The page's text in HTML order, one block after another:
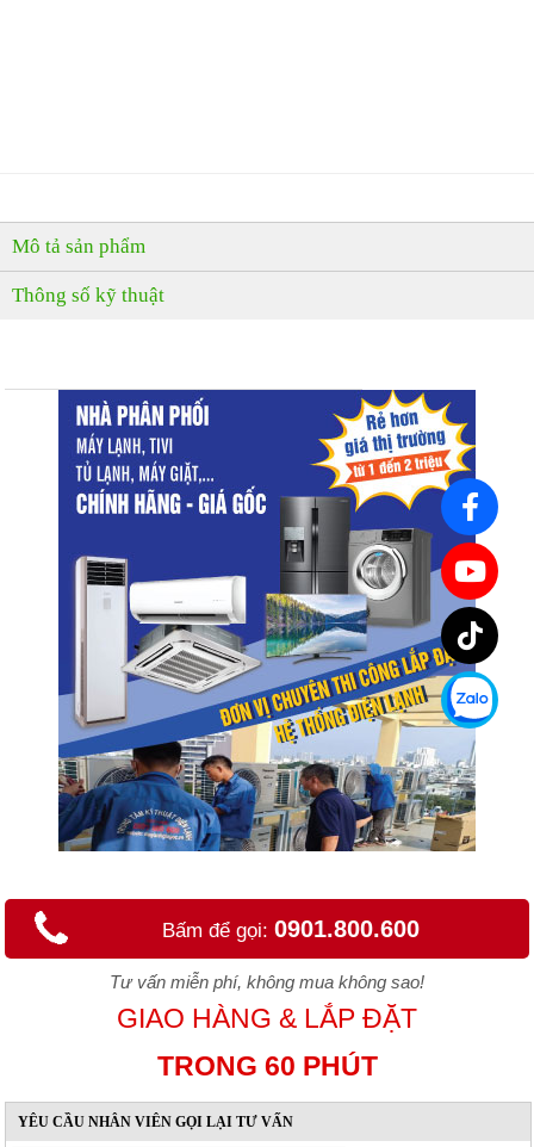
Mô tả sản phẩm
Thông số kỹ thuật
Bấm để gọi: 0901.800.600
Tư vấn miễn phí, không mua không sao!
GIAO HÀNG & LẮP ĐẶT
TRONG 60 PHÚT
YÊU CẦU NHÂN VIÊN GỌI LẠI TƯ VẤN